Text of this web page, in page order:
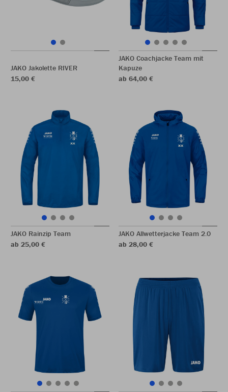
JAKO Jakolette RIVER
15,00 €
JAKO Coachjacke Team mit
Kapuze
ab 64,00 €
JAKO Rainzip Team
ab 25,00 €
JAKO Allwetterjacke Team 2.0
ab 28,00 €